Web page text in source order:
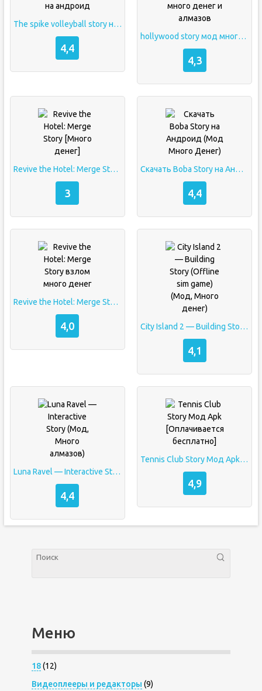
The spike volleyball story на андроид
4,4
hollywood story мод много денег и алмазов
4,3
Revive the Hotel: Merge Story [Много денег]
3
Скачать Boba Story на Андроид (Мод Много Денег)
4,4
Revive the Hotel: Merge Story взлом много денег
4,0 City Island 2 — Building Story (Offline sim game) (Мод, Много денег)
4,1
Luna Ravel — Interactive Story (Мод, Много алмазов)
4,4
Tennis Club Story Мод Apk [Оплачивается бесплатно]
4,9
Меню
18(12)
Видеоплееры и редакторы (9)